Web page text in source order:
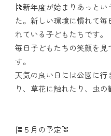
🎏新年度が始まりあっとい
た。新しい環境に慣れて
れている子どもたちです。
毎日子どもたちの笑顔を
す。
天気の良い日には公園に
り、草花に触れたり、虫の
🎏５月の予定🎏